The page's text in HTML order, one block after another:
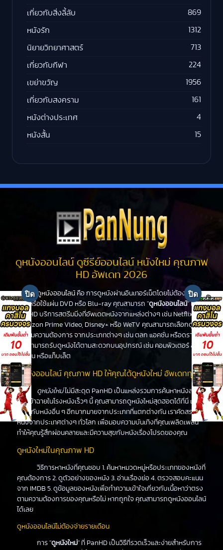
เกี่ยวกับสิ่งลี้ลับ 869
หนังรัก 1312
นิยายวิทยาศาสตร์ 713
เกี่ยวกับกีฬา 224
เขย่าขวัญ 1956
เกี่ยวกับสงคราม 161
หนังต่างประเทศ 4
หนังสั้น 15
ดูหนังออนไลน์ ดูซีรีย์ออนไลน์ หนังใหม่ คุณภาพ
HD อัพเดท 2026
ดูหนังออนไลน์ คือ การดูหนังผ่านอินเทอร์เน็ตโดยไม่ต้องไปโรง
หนังหรือใช้แผ่น DVD หรือ Blu-ray คุณสามารถ "ดูหนังออนไลน์" ได้ที่
PanHD บริการสตรีมมิ่งที่อัพเดตหนังจากแหล่งต่างๆ เช่น Netflix,
Amazon Prime Video, Disney+ หรือ WeTV คุณสามารถเลือกดูหนัง
ได้ตามความต้องการ จากประเภทต่างๆ เช่น ตลก แอคชั่น หรือดราม่า
คุณสามารถรับดูหนังได้ตามสะดวกบนอุปกรณ์ เช่น คอมพิวเตอร์ สมา
ร์ทโฟน หรือแท็บเล็ต
ดูหนังออนไลน์ คุณภาพ HD ให้คุณได้ดูหนังใหม่ อัพเดททุกวัน
ดูหนังใหม่ไม่มีสะดุด PanHD เป็นแหล่งรวมการค้นหาหนังล่าสุด
ที่จะเข้าฉายในโรงหนังเร็วๆ นี้ คุณสามารถดูหนังใหม่สุดฮอตได้ที่นี่ เช่น
เดียวกับหนังอื่น ๆ อีกมากมายจากประเภทที่แตกต่างกัน เราคัดสรร
หนังจากประเทศต่างๆ ทั่วโลก เพื่อมอบความบันเทิงที่คุณเพลิดเพลิน
ทำให้คุณรู้สึกผ่อนคลายและมีความสุขกับหนังเรื่องโปรดของคุณ
ดูหนังใหม่ในคุณภาพ HD
วิธีการหาหนังที่คุณชอบ 1. ค้นหาหมวดหมู่หรือประเภทของหนังที่
คุณต้องการ 2. ดูตัวอย่างของหนัง 3. อ่านเรื่องย่อ 4. ตรวจสอบคะแนน
จาก IMDB 5. ดูข้อมูลของหนังเพื่อทำความเข้าใจเกี่ยวกับเนื้อหาว่าตรง
ตามความต้องการของคุณหรือไม่ หากถูกใจ คุณสามารถดูหนังออนไลน์
ได้เลย
ดูหนังออนไลน์ไม่ต้องจ่ายรายเดือน
การ "ดูหนังใหม่" ที่ PanHD เป็นวิธีที่รวดเร็วและง่ายสำหรับการ